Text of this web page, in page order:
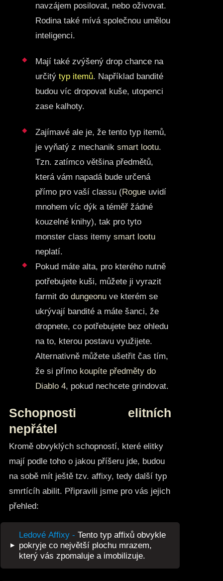
navzájem posilovat, nebo oživovat.
Rodina také mívá společnou umělou
inteligenci.
Mají také zvýšený drop chance na
určitý typ itemů. Například bandité
budou víc dropovat kuše, utopenci
zase kalhoty.
Zajímavé ale je, že tento typ itemů,
je vyňatý z mechanik smart lootu.
Tzn. zatímco většina předmětů,
která vám napadá bude určená
přímo pro vaší classu (Rogueuvidí
mnohem víc dýk a téměř žádné
kouzelné knihy), tak pro tyto
monster class itemy smart lootu
neplatí.
Pokud máte alta, pro kterého nutně
potřebujete kuši, můžete ji vyrazit
farmit do dungeonuve kterém se
ukrývají bandité a máte šanci, že
dropnete, co potřebujete bez ohledu
na to, kterou postavu využijete.
Alternativně můžete ušetřit čas tím,
že si přímo koupíte předměty do
Diablo 4, pokud nechcete grindovat.
Schopnosti elitních
nepřátel
Kromě obvyklých schopností, které elitky
mají podle toho o jakou příšeru jde, budou
na sobě mít ještě tzv. affixy, tedy další typ
smrtícíh abilit. Připravili jsme pro vás jejich
přehled:
▸
Ledové Affixy -Tento typ affixů obvykle
pokryje co největší plochu mrazem,
který vás zpomaluje a imobilizuje.